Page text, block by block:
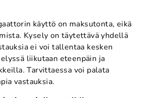
käyttö on maksutonta, eikä
Kysely on täytettävä yhdellä
ei voi tallentaa kesken
liikutaan eteenpäin ja
Tarvittaessa voi palata
vastauksia.